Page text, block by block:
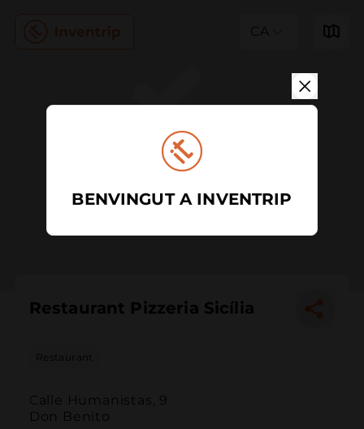
CA
Restaurant Pizzeria Sicília
Restaurant
Calle Humanistas, 9
Don Benito
BENVINGUT A INVENTRIP